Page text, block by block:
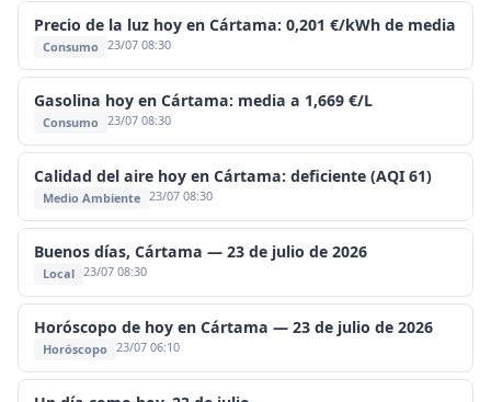
Precio de la luz hoy en Cártama: 0,201 €/kWh de media
Consumo 23/07 08:30
Gasolina hoy en Cártama: media a 1,669 €/L
Consumo 23/07 08:30
Calidad del aire hoy en Cártama: deficiente (AQI 61)
Medio Ambiente 23/07 08:30
Buenos días, Cártama — 23 de julio de 2026
Local 23/07 08:30
Horóscopo de hoy en Cártama — 23 de julio de 2026
Horóscopo 23/07 06:10